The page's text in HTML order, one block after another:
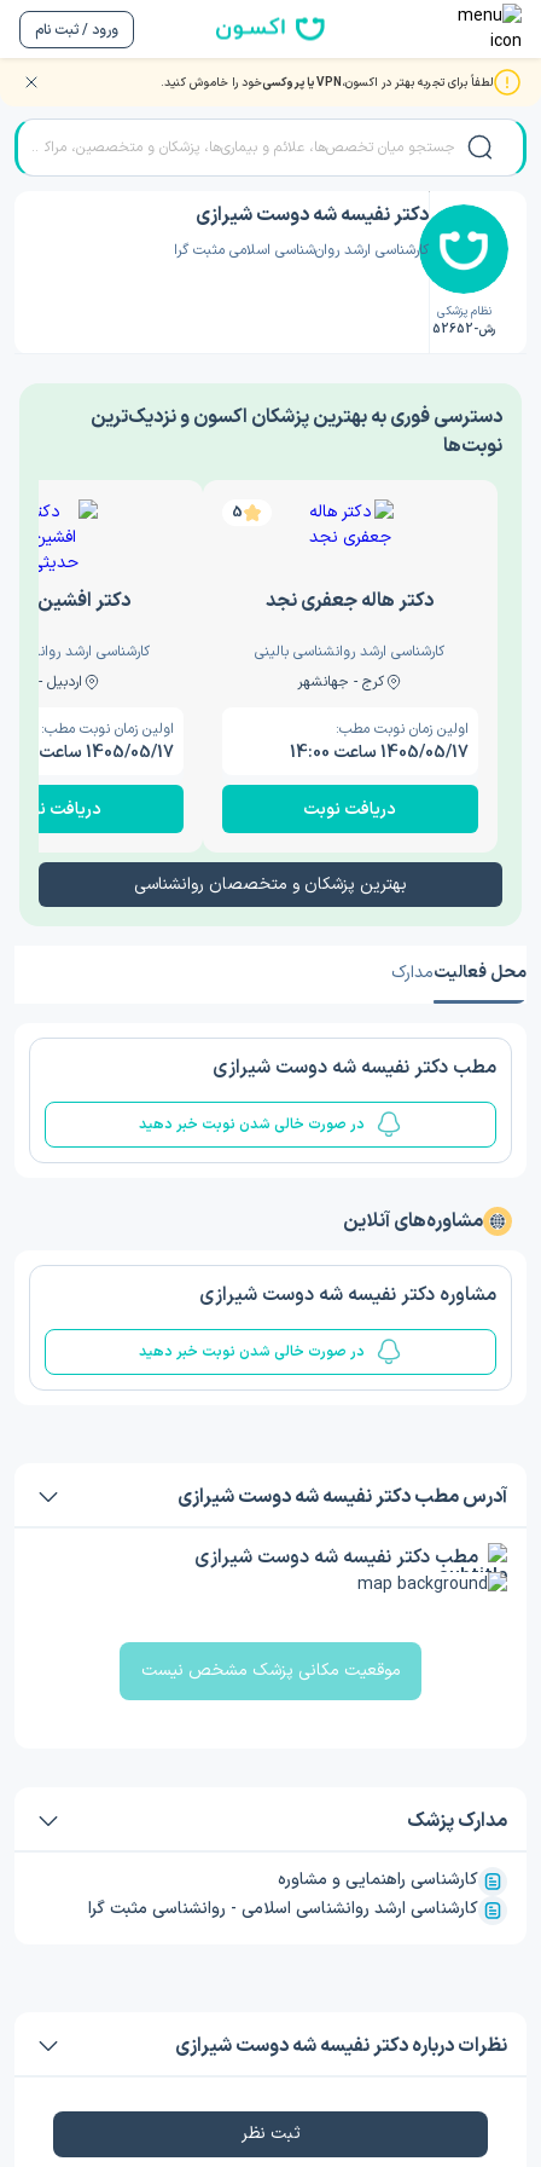
ورود / ثبت نام
لطفاً برای تجربه بهتر در اکسون،VPN یا پروکسی خود را خاموش کنید. صفحه اصلی/دکتر روانشناسی/دکتر نفیسه شه دوست شیرازی
نظام پزشکی
رش-52652
دکتر نفیسه شه دوست شیرازی
کارشناسی ارشد روان‌شناسی اسلامی مثبت گرا
‎دسترسی فوری به بهترین پزشکان اکسون و نزدیک‌ترین
نوبت‌ها
5
دکتر هاله جعفری نجد
کارشناسی ارشد روانشناسی بالینی
کرج - جهانشهر
اولین زمان نوبت مطب:
1405/05/17 ساعت 14:00
دریافت نوبت
دکتر افشین
کارشناسی ارشد
اردبیل - والی
اولین زمان نوبت مطب:
1405/05/17 ساعت 15:00
دریافت نوبت
بهترین پزشکان و متخصصان روانشناسی
محل فعالیتمدارک
مطب دکتر نفیسه شه دوست شیرازی
در صورت خالی شدن نوبت خبر دهید
مشاوره‌های آنلاین
مشاوره دکتر نفیسه شه دوست شیرازی
در صورت خالی شدن نوبت خبر دهید
آدرس مطب دکتر نفیسه شه دوست شیرازی
مطب دکتر نفیسه شه دوست شیرازی
موقعیت مکانی پزشک مشخص نیست
مدارک پزشک
کارشناسی راهنمایی و مشاوره
کارشناسی ارشد روانشناسی اسلامی - روانشناسی مثبت گرا
نظرات درباره دکتر نفیسه شه دوست شیرازی
ثبت نظر